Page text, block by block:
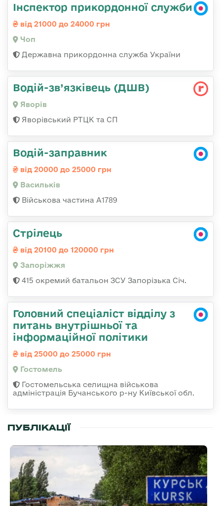
Інспектор прикордонної служби
від 21000 до 24000 грн
Чоп
Державна прикордонна служба України
Водій-зв’язківець (ДШВ)
Яворів
Яворівський РТЦК та СП
Водій-заправник
від 20000 до 25000 грн
Васильків
Військова частина А1789
Стрілець
від 20100 до 120000 грн
Запоріжжя
415 окремий батальон ЗСУ Запорізька Січ.
Головний спеціаліст відділу з
питань внутрішньої та
інформаційної політики
від 25000 до 25000 грн
Гостомель
Гостомельська селищна військова
адміністрація Бучанського р-ну Київської обл.
ПУБЛІКАЦІЇ